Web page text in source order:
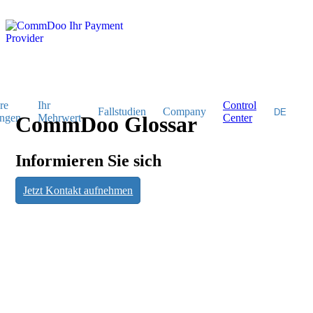
Ihr
Mehrwert
Fallstudien Company
Control
Center
CommDoo
CommDoo Glossar
Informieren Sie sich
Jetzt Kontakt aufnehmen